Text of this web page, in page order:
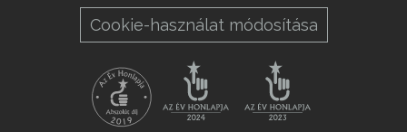
Cookie-használat módosítása